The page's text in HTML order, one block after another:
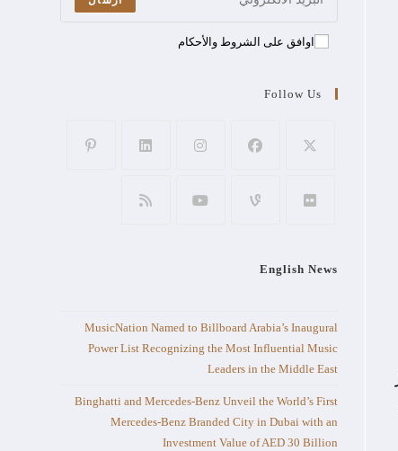
اوافق على الشروط والأحكام
Follow Us
English News
MusicNation Named to Billboard Arabia’s Inaugural
Power List Recognizing the Most Influential Music
Leaders in the Middle East
Binghatti and Mercedes-Benz Unveil the World’s First
Mercedes-Benz Branded City in Dubai with an
Investment Value of AED 30 Billion